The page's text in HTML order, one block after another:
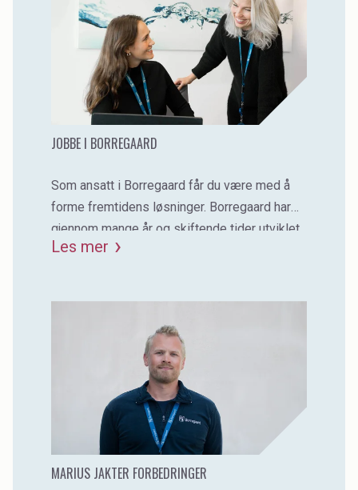
JOBBE I BORREGAARD
Som ansatt i Borregaard får du være med å
forme fremtidens løsninger. Borregaard har
gjennom mange år og skiftende tider utviklet
en sterk bedriftskultur som bidrar til felles
Les mer
MARIUS JAKTER FORBEDRINGER